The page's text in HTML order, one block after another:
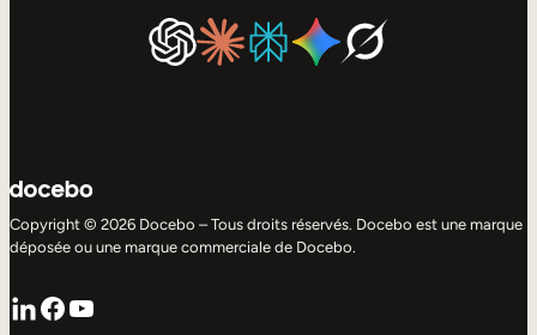
Copyright © 2026 Docebo – Tous droits réservés. Docebo est une marque
déposée ou une marque commerciale de Docebo.
LinkedIn
Facebook
YouTube